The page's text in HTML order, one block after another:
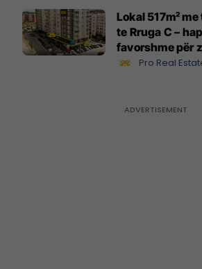
Lokal 517m²
te Rruga C –
favorshme për
biznesit #15796
Pro Real